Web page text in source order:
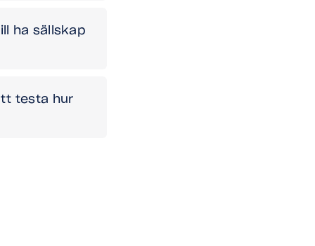
ha sällskap
testa hur